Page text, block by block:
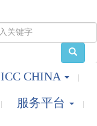
ICC CHINA
服务平台